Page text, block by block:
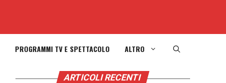
PROGRAMMI TV E SPETTACOLO ALTRO
ARTICOLI RECENTI